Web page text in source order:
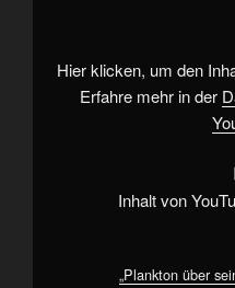
Hier klicken, um den
Erfahre mehr in der
Inhalt von
„Plankton über